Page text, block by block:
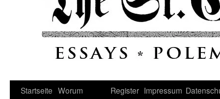
Startseite Worum
Register Impressum